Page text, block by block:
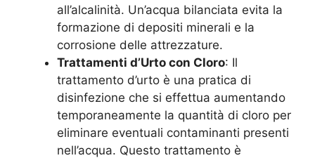
all’alcalinità. Un’acqua bilanciata evita la
formazione di depositi minerali e la
corrosione delle attrezzature.
Trattamenti d’Urto con Cloro: Il
trattamento d’urto è una pratica di
disinfezione che si effettua aumentando
temporaneamente la quantità di cloro per
eliminare eventuali contaminanti presenti
nell’acqua. Questo trattamento è